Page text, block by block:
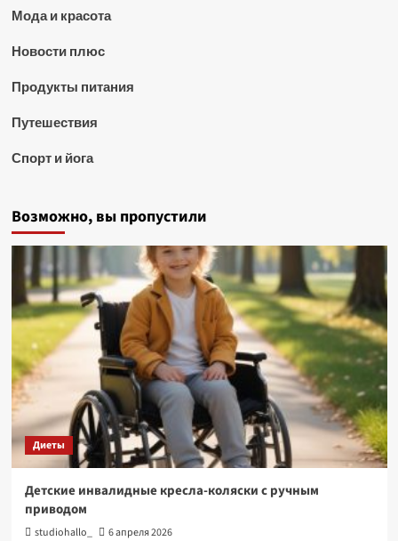
Мода и красота
Новости плюс
Продукты питания
Путешествия
Спорт и йога
Возможно, вы пропустили
Диеты
Детские инвалидные кресла-коляски с ручным
приводом
studiohallo_ 6 апреля 2026